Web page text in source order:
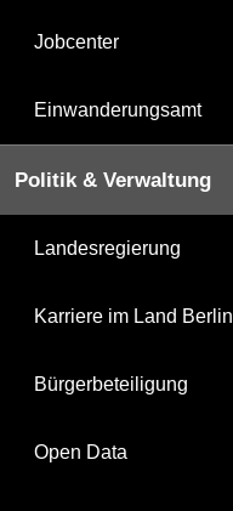
Jobcenter
Einwanderungsamt
Politik & Verwaltung
Landesregierung
Karriere im Land Berlin
Bürgerbeteiligung
Open Data